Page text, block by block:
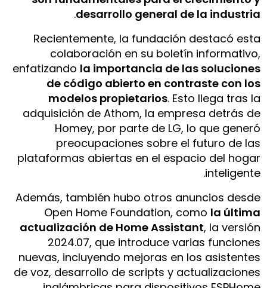
desarrollo general de la industria
.
Recientemente, la fundación destacó esta
colaboración en su boletín informativo,
enfatizando la importancia de las soluciones
de código abierto en contraste con los
modelos propietarios. Esto llega tras la
adquisición de Athom, la empresa detrás de
Homey, por parte de LG, lo que generó
preocupaciones sobre el futuro de las
plataformas abiertas en el espacio del hogar
inteligente.
Además, también hubo otros anuncios desde
Open Home Foundation, como la última
actualización de Home Assistant, la versión
2024.07, que introduce varias funciones
nuevas, incluyendo mejoras en los asistentes
de voz, desarrollo de scripts y actualizaciones